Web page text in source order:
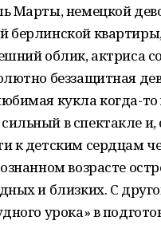
Марты, немецкой
берлинской
облик, актриса
беззащитная
кукла когда-
в спектакле
к детским сердцам
возрасте
и близких. С
урока» в